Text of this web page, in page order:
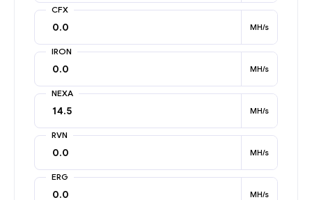
CFX
MH/s
IRON
MH/s
NEXA
MH/s
RVN
MH/s
ERG
MH/s